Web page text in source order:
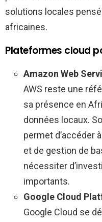
solutions locales
africaines.
Plateformes cloud
Amazon Web
AWS reste une
sa présence en
données locaux.
permet d’accéder
et de gestion de
nécessiter
importants.
Google Cloud
Google Cloud se